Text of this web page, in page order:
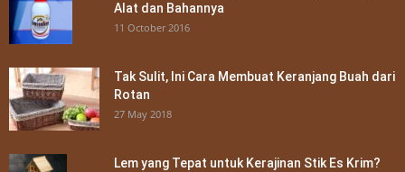
Alat dan Bahannya
11 October 2016
Tak Sulit, Ini Cara Membuat Keranjang Buah dari
Rotan
27 May 2018
Lem yang Tepat untuk Kerajinan Stik Es Krim?